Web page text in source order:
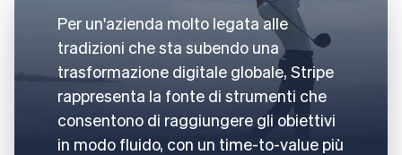
Per un'azienda molto legata alle
tradizioni che sta subendo una
trasformazione digitale globale, Stripe
rappresenta la fonte di strumenti che
consentono di raggiungere gli obiettivi
in modo fluido, con un time-to-value più